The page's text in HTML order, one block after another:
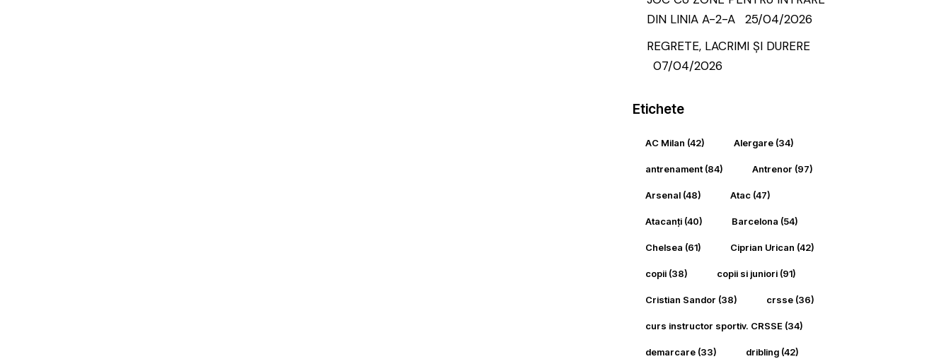
DIN LINIA A-2-A
25/04/2026
REGRETE, LACRIMI ȘI DURERE
07/04/2026
Etichete
AC Milan (42) Alergare (34)
antrenament(84) Antrenor (97)
Arsenal (48) Atac (47)
Atacanți (40) Barcelona (54)
Chelsea (61) Ciprian Urican (42)
copii (38) copii si juniori (91)
Cristian Sandor (38) crsse (36)
curs instructor sportiv. CRSSE (34)
demarcare (33) dribling (42)